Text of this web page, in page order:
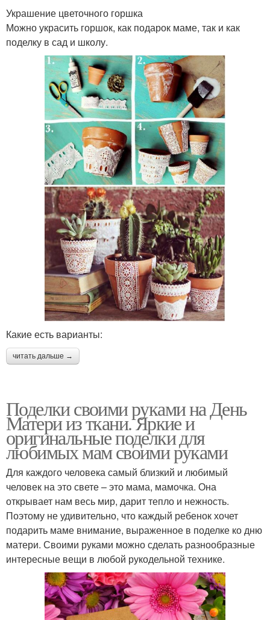
Украшение цветочного горшка
Можно украсить горшок, как подарок маме, так и как
поделку в сад и школу.
Какие есть варианты:
читать дальше →
Поделки своими руками на День
Матери из ткани. Яркие и
оригинальные поделки для
любимых мам своими руками
Для каждого человека самый близкий и любимый
человек на это свете – это мама, мамочка. Она
открывает нам весь мир, дарит тепло и нежность.
Поэтому не удивительно, что каждый ребенок хочет
подарить маме внимание, выраженное в поделке ко дню
матери. Своими руками можно сделать разнообразные
интересные вещи в любой рукодельной технике.